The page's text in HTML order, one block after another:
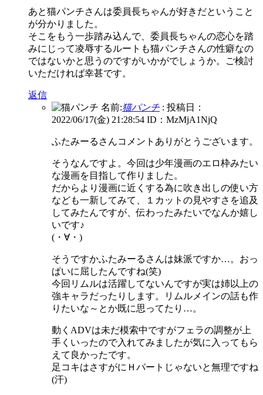
あと猫パンチさんは委員長ちゃんが好きだということ
が分かりました。
そこをもう一歩踏み込んで、委員長ちゃんの恋心を踏
みにじって凌辱するルートも猫パンチさんの性癖なの
ではないかと思うのですがいかがでしょうか。ご検討
いただければ幸甚です。
返信
名前:猫パンチ : 投稿日：
2022/06/17(金) 21:28:54 ID：MzMjA1NjQ
ふたみーるさんコメントありがとうございます。
そうなんですよ。今回は少年漫画のエロ枠みたい
な漫画を目指して作りました。
だからより漫画に近くする為に吹き出しの使い方
なども一新してみて、１カットの見やすさを追及
してみたんですが、伝わったみたいでなんか嬉し
いです♪
(・∀・)
そうですかふたみーるさんは妹派ですか…。おっ
ぱいに屈したんですね(笑)
今回リムルは活躍してないんですが実は姉以上の
強キャラだったりします。リムルメインの話も作
りたいな～とか既に思ってたり…。
動くADVは未だ模索中ですがフェラの調整が上
手くいったので入れてみましたが気に入ってもら
えて良かったです。
足コキはさすがにＨパートじゃないと無理ですね
(汗)